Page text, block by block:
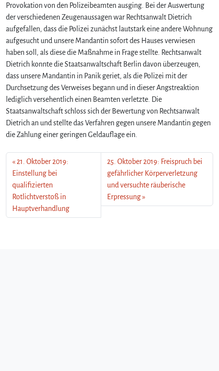
Provokation von den Polizeibeamten ausging. Bei der Auswertung
der verschiedenen Zeugenaussagen war Rechtsanwalt Dietrich
aufgefallen, dass die Polizei zunächst lautstark eine andere Wohnung
aufgesucht und unsere Mandantin sofort des Hauses verwiesen
haben soll, als diese die Maßnahme in Frage stellte. Rechtsanwalt
Dietrich konnte die Staatsanwaltschaft Berlin davon überzeugen,
dass unsere Mandantin in Panik geriet, als die Polizei mit der
Durchsetzung des Verweises begann und in dieser Angstreaktion
lediglich versehentlich einen Beamten verletzte. Die
Staatsanwaltschaft schloss sich der Bewertung von Rechtsanwalt
Dietrich an und stellte das Verfahren gegen unsere Mandantin gegen
die Zahlung einer geringen Geldauflage ein.
21. Oktober 2019:
Einstellung bei
qualifizierten
Rotlichtverstoß in
Hauptverhandlung
25. Oktober 2019: Freispruch bei
gefährlicher Körperverletzung
und versuchte räuberische
Erpressung